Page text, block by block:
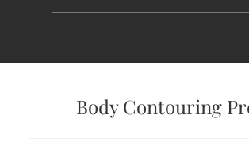
Body Contouring